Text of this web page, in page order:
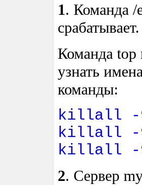
1. Команда /
Команда top
узнать
команды:
killall -9
killall -9
killall -9
2. Сервер